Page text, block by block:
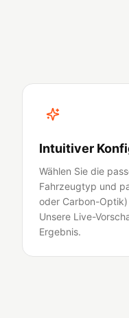
Intuitiver
Wählen Sie die
Fahrzeugtyp und
oder Carbon-
Unsere Live-
Ergebnis.